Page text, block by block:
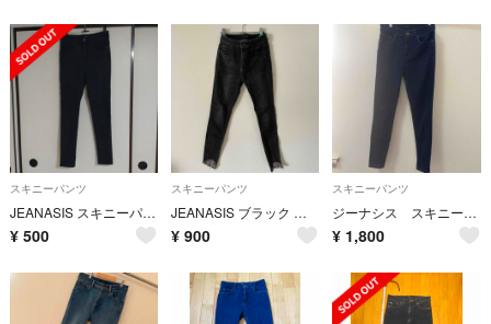
スキニーパンツ
JEANASIS スキニーパンツ黒M
¥ 500
スキニーパンツ
JEANASIS ブラック スキニーデニム フリンジ裾
¥ 900
スキニーパンツ
ジーナシス スキニー デニムパンツ インディゴ M
¥ 1,800